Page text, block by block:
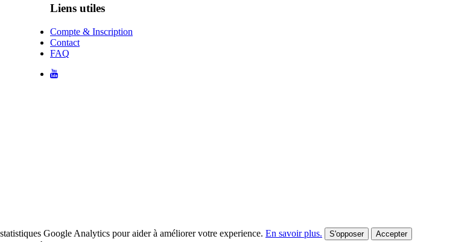
Liens utiles
Compte & Inscription
Contact
FAQ
Google Analytics pour aider à améliorer votre experience. En savoir plus. S'opposer Accepter